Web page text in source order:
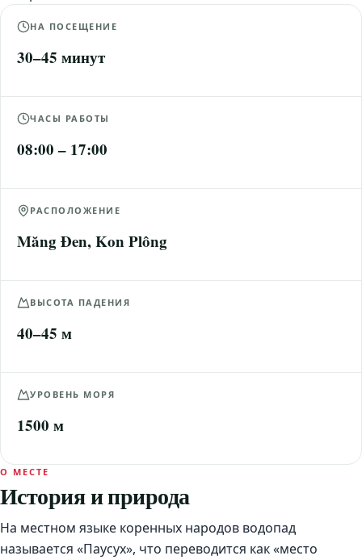
НА ПОСЕЩЕНИЕ
30–45 минут
ЧАСЫ РАБОТЫ
08:00 – 17:00
РАСПОЛОЖЕНИЕ
Măng Đen, Kon Plông
ВЫСОТА ПАДЕНИЯ
40–45 м
УРОВЕНЬ МОРЯ
1500 м
О МЕСТЕ
История и природа
На местном языке коренных народов водопад
называется «Паусух», что переводится как «место